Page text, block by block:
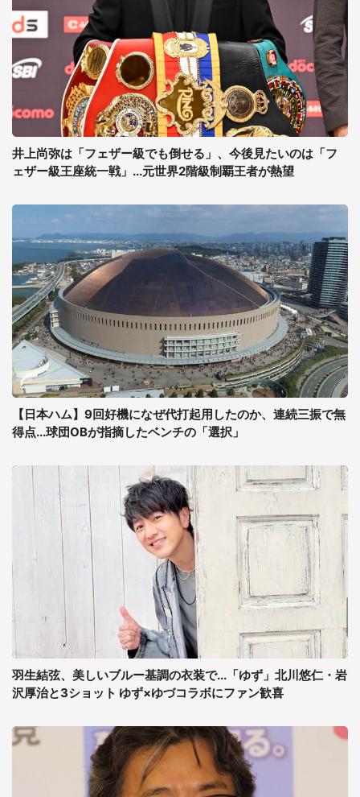
井上尚弥は「フェザー級でも倒せる」、今後見たいのは「フ
ェザー級王座統一戦」...元世界2階級制覇王者が熱望
【日本ハム】9回好機になぜ代打起用したのか、連続三振で無
得点...球団OBが指摘したベンチの「選択」
羽生結弦、美しいブルー基調の衣装で...「ゆず」北川悠仁・岩
沢厚治と3ショット ゆず×ゆづコラボにファン歓喜